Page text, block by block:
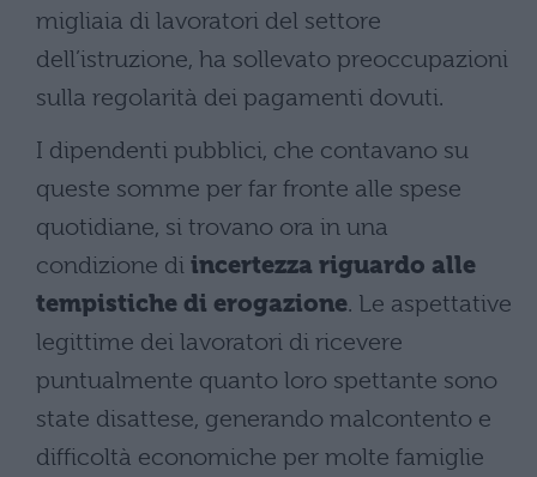
migliaia di lavoratori del settore
dell’istruzione, ha sollevato preoccupazioni
sulla regolarità dei pagamenti dovuti.
I dipendenti pubblici, che contavano su
queste somme per far fronte alle spese
quotidiane, si trovano ora in una
condizione di incertezza riguardo alle
tempistiche di erogazione. Le aspettative
legittime dei lavoratori di ricevere
puntualmente quanto loro spettante sono
state disattese, generando malcontento e
difficoltà economiche per molte famiglie